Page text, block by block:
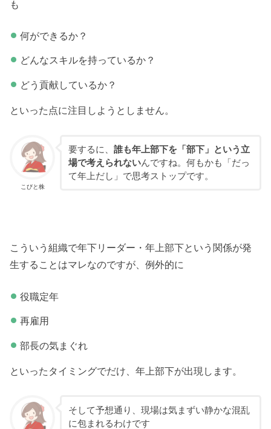
も
何ができるか？
どんなスキルを持っているか？
どう貢献しているか？
といった点に注目しようとしません。
こびと株
要するに、 誰も年上部下を「部下」という立
場で考えられないんですね。何もかも「だっ
て年上だし」で思考ストップです。
こういう組織で年下リーダー・年上部下という関係が発
生することはマレなのですが、例外的に
役職定年
再雇用
部長の気まぐれ
といったタイミングでだけ、年上部下が出現します。
そして予想通り、現場は気まずい静かな混乱
に包まれるわけです